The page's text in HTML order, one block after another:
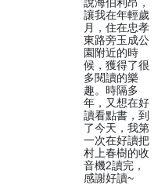
讓我在年輕歲
月，住在忠孝
東路旁玉成公
園附近的時
候，獲得了很
多閱讀的樂
趣。時隔多
年，又想在好
讀看點書，到
了今天，我第
一次在好讀把
村上春樹的收
音機2讀完，
感謝好讀~